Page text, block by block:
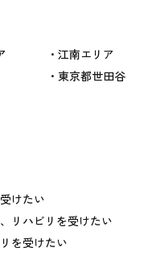
江南エリア
東京都世田谷
けたい
リハビリを受けたい
を受けたい